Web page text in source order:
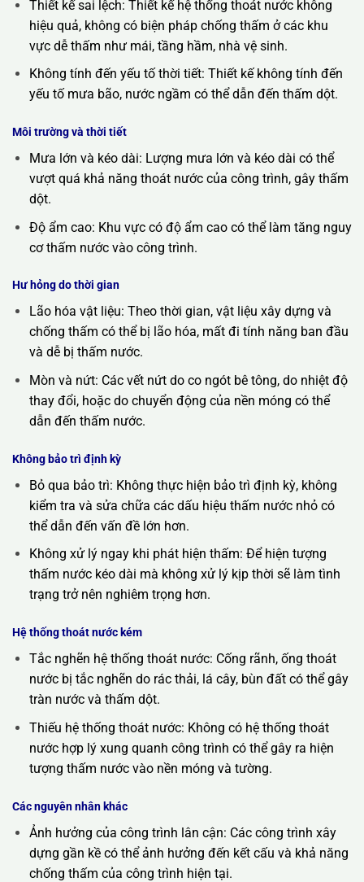
Thiết kế sai lệch: Thiết kế hệ thống thoát nước không
hiệu quả, không có biện pháp chống thấm ở các khu
vực dễ thấm như mái, tầng hầm, nhà vệ sinh.
Không tính đến yếu tố thời tiết: Thiết kế không tính đến
yếu tố mưa bão, nước ngầm có thể dẫn đến thấm dột.
Môi trường và thời tiết
Mưa lớn và kéo dài: Lượng mưa lớn và kéo dài có thể
vượt quá khả năng thoát nước của công trình, gây thấm
dột.
Độ ẩm cao: Khu vực có độ ẩm cao có thể làm tăng nguy
cơ thấm nước vào công trình.
Hư hỏng do thời gian
Lão hóa vật liệu: Theo thời gian, vật liệu xây dựng và
chống thấm có thể bị lão hóa, mất đi tính năng ban đầu
và dễ bị thấm nước.
Mòn và nứt: Các vết nứt do co ngót bê tông, do nhiệt độ
thay đổi, hoặc do chuyển động của nền móng có thể
dẫn đến thấm nước.
Không bảo trì định kỳ
Bỏ qua bảo trì: Không thực hiện bảo trì định kỳ, không
kiểm tra và sửa chữa các dấu hiệu thấm nước nhỏ có
thể dẫn đến vấn đề lớn hơn.
Không xử lý ngay khi phát hiện thấm: Để hiện tượng
thấm nước kéo dài mà không xử lý kịp thời sẽ làm tình
trạng trở nên nghiêm trọng hơn.
Hệ thống thoát nước kém
Tắc nghẽn hệ thống thoát nước: Cống rãnh, ống thoát
nước bị tắc nghẽn do rác thải, lá cây, bùn đất có thể gây
tràn nước và thấm dột.
Thiếu hệ thống thoát nước: Không có hệ thống thoát
nước hợp lý xung quanh công trình có thể gây ra hiện
tượng thấm nước vào nền móng và tường.
Các nguyên nhân khác
Ảnh hưởng của công trình lân cận: Các công trình xây
dựng gần kề có thể ảnh hưởng đến kết cấu và khả năng
chống thấm của công trình hiện tại.